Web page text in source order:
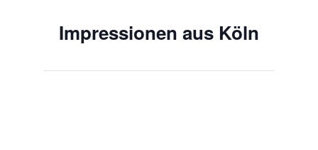
Impressionen aus Köln